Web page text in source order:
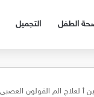
الطفل التجميل
أ لعلاج الم القولون